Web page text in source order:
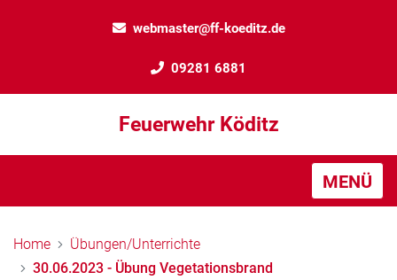
webmaster@ff-koeditz.de
09281 6881
Feuerwehr Köditz
MENÜ
Home
Übungen/Unterrichte
30.06.2023 - Übung Vegetationsbrand